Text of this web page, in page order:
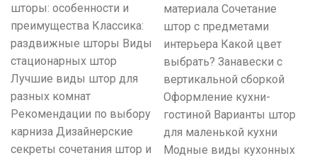
шторы: особенности и
преимущества Классика:
раздвижные шторы Виды
стационарных штор
Лучшие виды штор для
разных комнат
Рекомендации по выбору
карниза Дизайнерские
секреты сочетания штор и
материала Сочетание
штор с предметами
интерьера Какой цвет
выбрать? Занавески с
вертикальной сборкой
Оформление кухни-
гостиной Варианты штор
для маленькой кухни
Модные виды кухонных